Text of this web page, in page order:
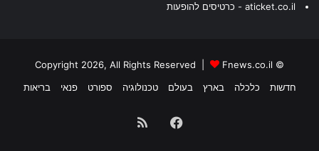
aticket.co.il - כרטיסים להופעות
© Copyright 2026, All Rights Reserved |
Fnews.co.il
חדשות
כלכלה בארץ בעולם טכנולוגיה ספורט פנאי בריאות
Facebook